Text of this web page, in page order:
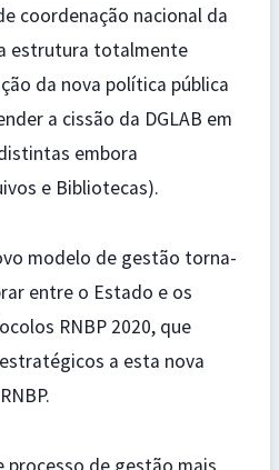
coordenação nacional da
estrutura totalmente
da nova política pública
a cissão da DGLAB em
embora
e Bibliotecas).
modelo de gestão torna-
entre o Estado e os
RNBP 2020, que
a esta nova